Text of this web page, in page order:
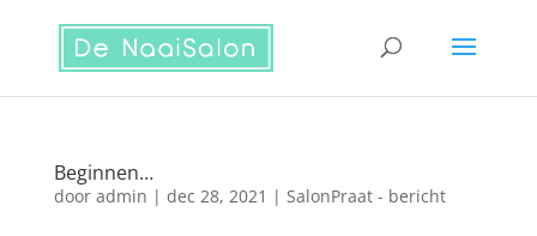
Beginnen…
door admin | dec 28, 2021 | SalonPraat - bericht